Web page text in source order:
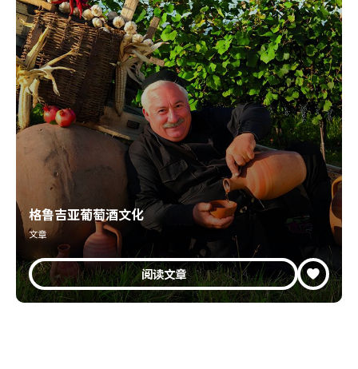
格鲁吉亚葡萄酒文化
文章
阅读文章